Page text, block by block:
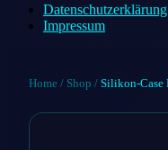
Datenschutzerklärung
Impressum
Home / Shop / Silikon-Case